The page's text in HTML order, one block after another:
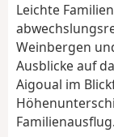
Leichte
Weinbergen
Ausblicke auf
Aigoual im
Familienausflug.